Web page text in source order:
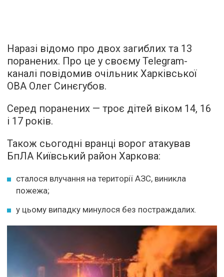
Наразі відомо про двох загиблих та 13
поранених. Про це у своєму Telegram-
каналі повідомив очільник Харківської
ОВА Олег Синєгубов.
Серед поранених — троє дітей віком 14, 16
і 17 років.
Також сьогодні вранці ворог атакував
БпЛА Київський район Харкова:
сталося влучання на території АЗС, виникла
пожежа;
у цьому випадку минулося без постраждалих.